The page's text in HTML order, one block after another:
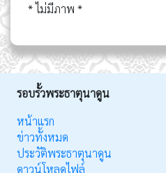
* ไม่มีภาพ *
รอบรั้วพระธาตุนาดูน
หน้าแรก
ข่าวทั้งหมด
ประวัติพระธาตุนาดูน
ดาวน์โหลดไฟล์